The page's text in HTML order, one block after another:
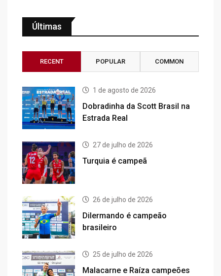
Últimas
RECENT POPULAR COMMON
1 de agosto de 2026
Dobradinha da Scott Brasil na
Estrada Real
27 de julho de 2026
Turquia é campeã
26 de julho de 2026
Dilermando é campeão
brasileiro
25 de julho de 2026
Malacarne e Raíza campeões